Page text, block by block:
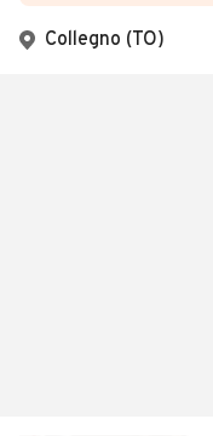
Collegno (TO)